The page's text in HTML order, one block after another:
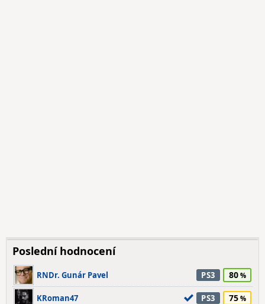
Poslední hodnocení
RNDr. Gunár Pavel PS3 80
KRoman47 PS3 75